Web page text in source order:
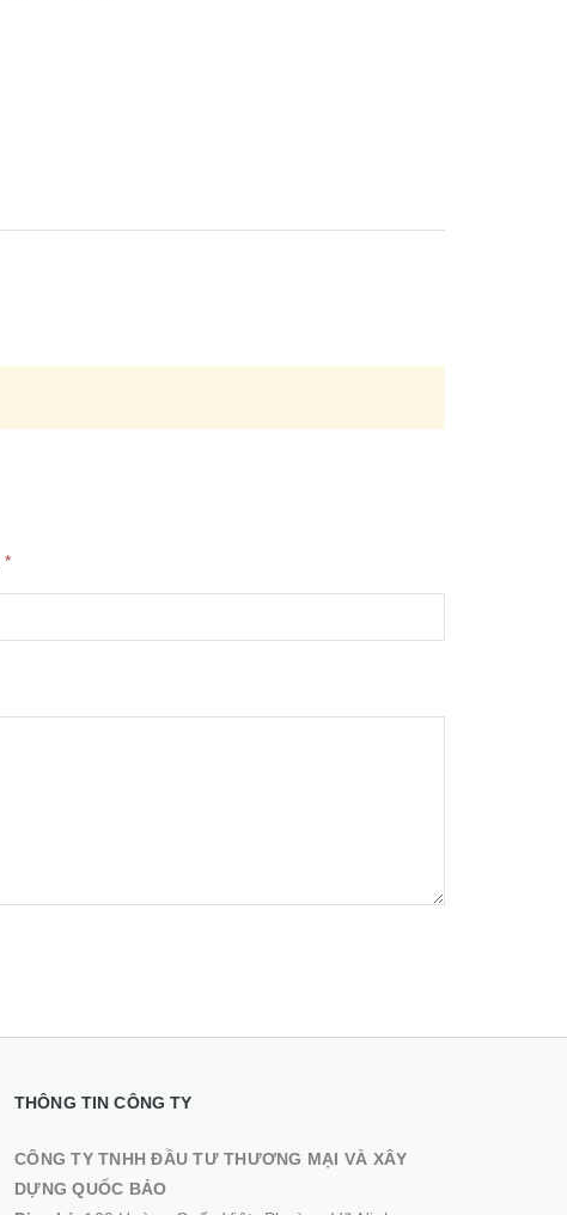
*
THÔNG TIN CÔNG TY
CÔNG TY TNHH ĐẦU TƯ THƯƠNG MẠI VÀ XÂY
DỰNG QUỐC BẢO